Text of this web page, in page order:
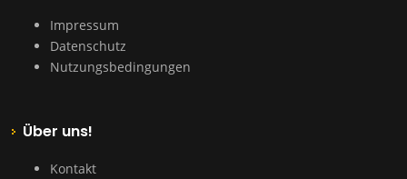
Impressum
Datenschutz
Nutzungsbedingungen
Über uns!
Kontakt